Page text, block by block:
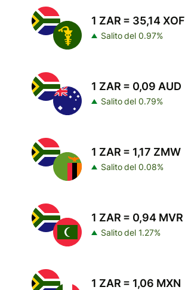
1 ZAR = 35,14 XOF
Salito del 0.97%
1 ZAR = 0,09 AUD
Salito del 0.79%
1 ZAR = 1,17 ZMW
Salito del 0.08%
1 ZAR = 0,94 MVR
Salito del 1.27%
1 ZAR = 1,06 MXN